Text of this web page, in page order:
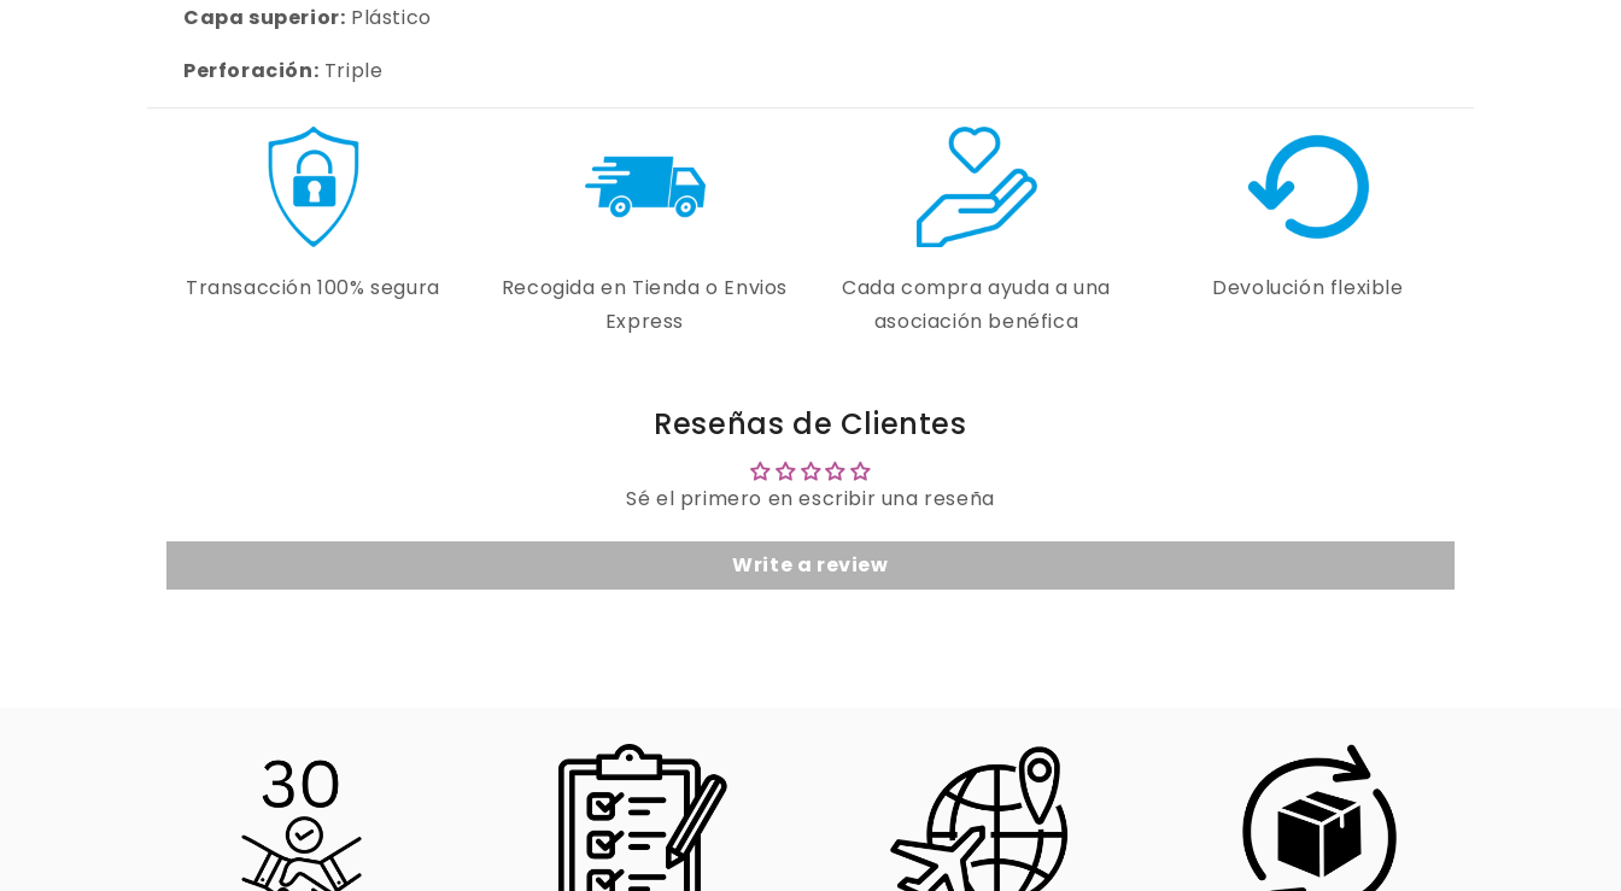
Capa superior: Plástico
Perforación: Triple
Transacción 100% segura
Recogida en Tienda o Envios
Express
Cada compra ayuda a una
asociación benéfica
Devolución flexible
Reseñas de Clientes
Sé el primero en escribir una reseña
Write a review